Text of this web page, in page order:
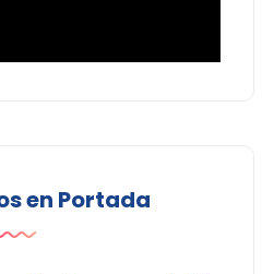
en Portada